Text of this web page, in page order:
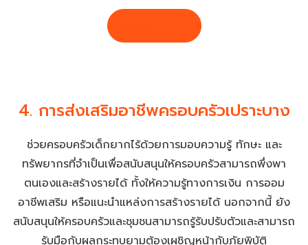
4. การส่งเสริมอาชีพครอบครัวเปราะบาง
ช่วยครอบครัวเด็กยากไร้ด้วยการมอบความรู้ ทักษะ และ
ทรัพยากรที่จำเป็นเพื่อสนับสนุนให้ครอบครัวสามารถพึ่งพา
ตนเองและสร้างรายได้ ทั้งให้ความรู้ทางการเงิน การออม
อาชีพเสริม หรือแนะนำแหล่งการสร้างรายได้ นอกจากนี้ ยัง
สนับสนุนให้ครอบครัวและชุมชนสามารถรู้รับปรับตัวและสามารถ
รับมือกับผลกระทบยามต้องเผชิญหน้ากับภัยพิบัติ